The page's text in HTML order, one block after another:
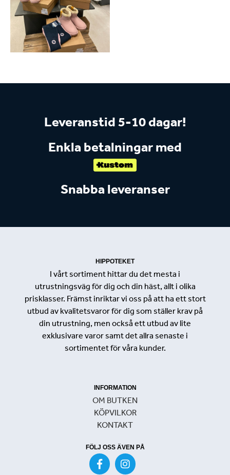
Leveranstid 5-10 dagar!
Enkla betalningar med
Snabba leveranser
HIPPOTEKET
I vårt sortiment hittar du det mesta i
utrustningsväg för dig och din häst, allt i olika
prisklasser. Främst inriktar vi oss på att ha ett stort
utbud av kvalitetsvaror för dig som ställer krav på
din utrustning, men också ett utbud av lite
exklusivare varor samt det allra senaste i
sortimentet för våra kunder.
INFORMATION
OM BUTKEN
KÖPVILKOR
KONTAKT
FÖLJ OSS ÄVEN PÅ